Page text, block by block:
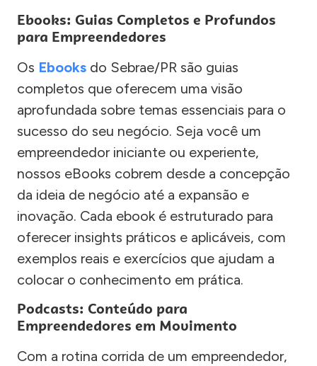
Ebooks: Guias Completos e Profundos
para Empreendedores
Os Ebooks do Sebrae/PR são guias
completos que oferecem uma visão
aprofundada sobre temas essenciais para o
sucesso do seu negócio. Seja você um
empreendedor iniciante ou experiente,
nossos eBooks cobrem desde a concepção
da ideia de negócio até a expansão e
inovação. Cada ebook é estruturado para
oferecer insights práticos e aplicáveis, com
exemplos reais e exercícios que ajudam a
colocar o conhecimento em prática.
Podcasts: Conteúdo para
Empreendedores em Movimento
Com a rotina corrida de um empreendedor,